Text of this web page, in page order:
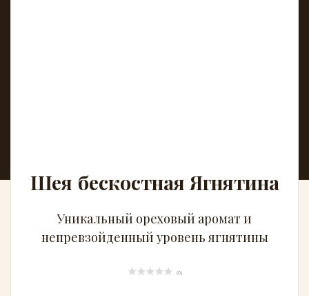
Шея бескостная Ягнятина
Уникальный ореховый аромат и
непревзойденный уровень ягнятины
(0)